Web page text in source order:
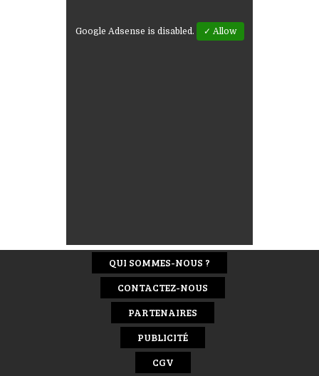
Google Adsense is disabled. ✓ Allow
QUI SOMMES-NOUS ?
CONTACTEZ-NOUS
PARTENAIRES
PUBLICITÉ
CGV